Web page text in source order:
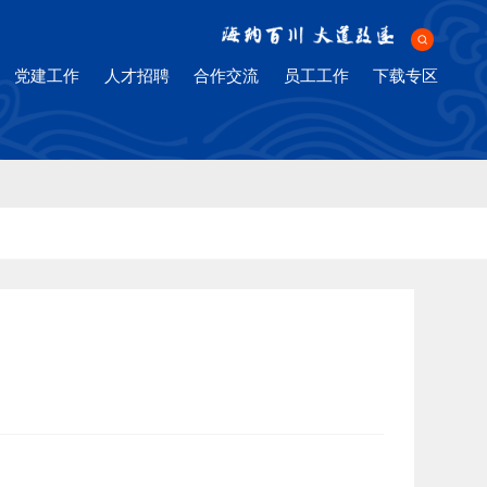
Company
党建工作 人才招聘 合作交流 员工工作 下载专区